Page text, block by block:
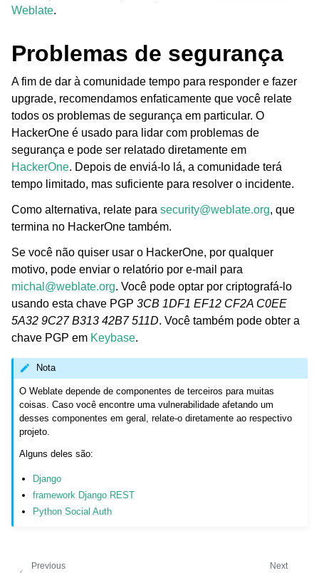
navigation of Formatos de arquivos suportados
navigation of Instruções de configuração
Weblate.
Problemas de segurança
A fim de dar à comunidade tempo para responder e fazer
upgrade, recomendamos enfaticamente que você relate
todos os problemas de segurança em particular. O
HackerOne é usado para lidar com problemas de
segurança e pode ser relatado diretamente em
HackerOne. Depois de enviá-lo lá, a comunidade terá
tempo limitado, mas suficiente para resolver o incidente.
Como alternativa, relate para security@weblate.org, que
termina no HackerOne também.
Se você não quiser usar o HackerOne, por qualquer
motivo, pode enviar o relatório por e-mail para
michal @weblate.org. Você pode optar por criptografá-lo
usando esta chave PGP 3CB 1DF1 EF12 CF2A C0EE
5A32 9C27 B313 42B7 511D. Você também pode obter a
chave PGP em Keybase.
Nota
O Weblate depende de componentes de terceiros para muitas
coisas. Caso você encontre uma vulnerabilidade afetando um
desses componentes em geral, relate-o diretamente ao respectivo
projeto.
Alguns deles são:
Django
framework Django REST
Python Social Auth
Next
Previous